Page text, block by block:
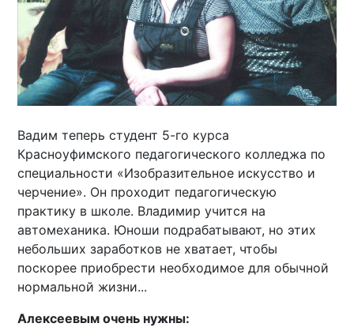
Вадим теперь студент 5-го курса
Красноуфимского педагогического колледжа по
специальности «Изобразительное искусство и
черчение». Он проходит педагогическую
практику в школе. Владимир учится на
автомеханика. Юноши подрабатывают, но этих
небольших заработков не хватает, чтобы
поскорее приобрести необходимое для обычной
нормальной жизни...
Алексеевым очень нужны: